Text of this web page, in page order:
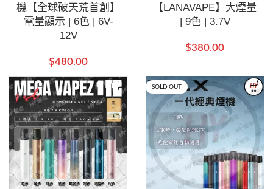
機【全球破天荒首創】
電量顯示 | 6色 | 6V-
12V
$480.00
【LANAVAPE】大煙量
| 9色 | 3.7V
$380.00
SOLD OUT